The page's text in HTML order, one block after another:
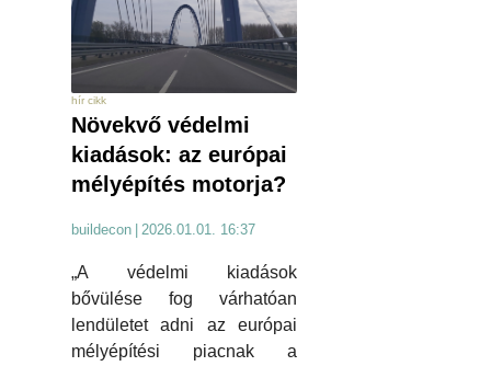
hír cikk
Növekvő védelmi
kiadások: az európai
mélyépítés motorja?
buildecon | 2026.01.01. 16:37
„A védelmi kiadások
bővülése fog várhatóan
lendületet adni az európai
mélyépítési piacnak a